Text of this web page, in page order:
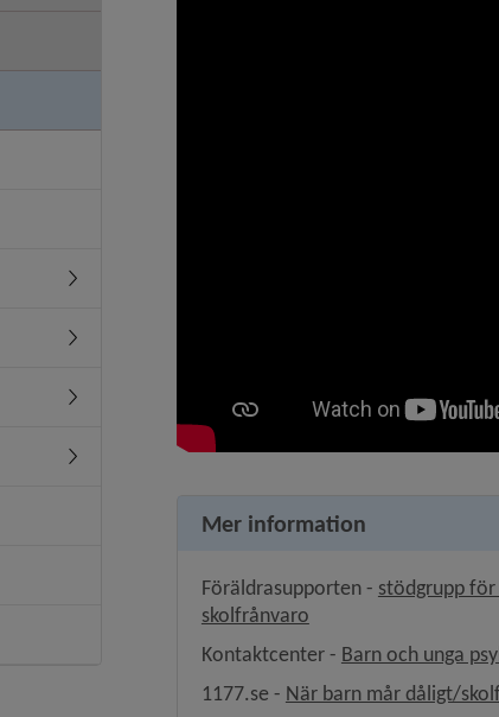
Undermeny för Skolskjuts och elevresor
Undermeny för Måltider i skola och förskola
Undermeny för Modersmål
Undermeny för Studie- och yrkesvägledning
Mer information
Föräldrasupporten - stödgrupp
skolfrånvaro
Kontaktcenter - Barn och unga
1177.se - När barn mår dåligt/